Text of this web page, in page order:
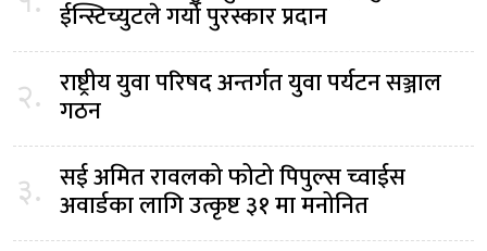
ईन्स्टिच्युटले गर्यो पुरस्कार प्रदान
२. राष्ट्रीय युवा परिषद अन्तर्गत युवा पर्यटन सञ्जाल
गठन
३. सई अमित रावलको फोटो पिपुल्स च्वाईस
अवार्डका लागि उत्कृष्ट ३१ मा मनोनित